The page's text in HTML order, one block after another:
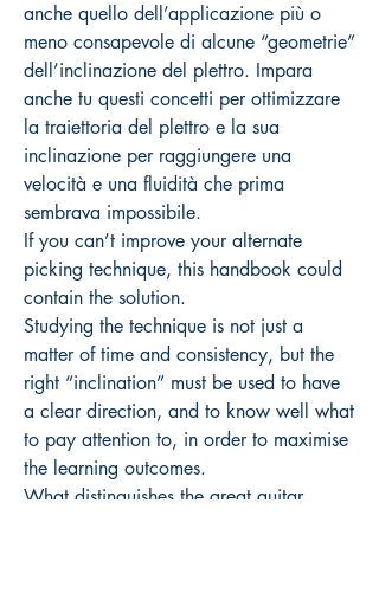
anche quello dell’applicazione più o
meno consapevole di alcune “geometrie”
dell’inclinazione del plettro. Impara
anche tu questi concetti per ottimizzare
la traiettoria del plettro e la sua
inclinazione per raggiungere una
velocità e una fluidità che prima
sembrava impossibile.
If you can’t improve your alternate
picking technique, this handbook could
contain the solution.
Studying the technique is not just a
matter of time and consistency, but the
right “inclination” must be used to have
a clear direction, and to know well what
to pay attention to, in order to maximise
the learning outcomes.
What distinguishes the great guitar